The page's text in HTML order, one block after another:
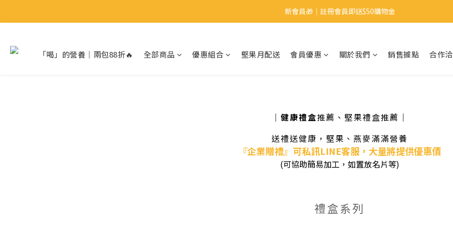
8月限定優惠｜8/1起 飽食燕麥脆脆 任選3件89折，全家取貨前50名再送霜淇淋
新會員🎁｜註冊會員即送$50購物金
8月限定優惠｜8/1起 飽食燕麥脆脆 任選3件89折，全家取貨前50名再送霜淇淋
「喝」的營養｜兩包88折🔥 全部商品 優惠組合 堅果月配送 會員優惠 關於我們 銷售據點 合作
｜健康禮盒推薦、堅果禮盒推薦 ｜
送禮送健康，堅果、燕麥滿滿營養
『企業贈禮』可私訊LINE客服，大量將提供優惠價
(可協助簡易加工，如置放名片等)
禮盒系列